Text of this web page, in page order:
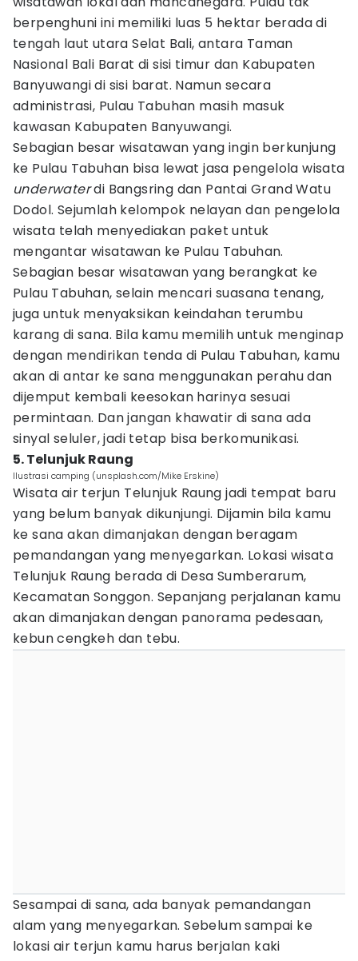
berpenghuni ini memiliki luas 5 hektar berada di
tengah laut utara Selat Bali, antara Taman
Nasional Bali Barat di sisi timur dan Kabupaten
Banyuwangi di sisi barat. Namun secara
administrasi, Pulau Tabuhan masih masuk
kawasan Kabupaten Banyuwangi.
Sebagian besar wisatawan yang ingin berkunjung
ke Pulau Tabuhan bisa lewat jasa pengelola wisata
underwaterdi Bangsring dan Pantai Grand Watu
Dodol. Sejumlah kelompok nelayan dan pengelola
wisata telah menyediakan paket untuk
mengantar wisatawan ke Pulau Tabuhan.
Sebagian besar wisatawan yang berangkat ke
Pulau Tabuhan, selain mencari suasana tenang,
juga untuk menyaksikan keindahan terumbu
karang di sana. Bila kamu memilih untuk menginap
dengan mendirikan tenda di Pulau Tabuhan, kamu
akan di antar ke sana menggunakan perahu dan
dijemput kembali keesokan harinya sesuai
permintaan. Dan jangan khawatir di sana ada
sinyal seluler, jadi tetap bisa berkomunikasi.
5. Telunjuk Raung
Ilustrasi camping (unsplash.com/Mike Erskine)
Wisata air terjun Telunjuk Raung jadi tempat baru
yang belum banyak dikunjungi. Dijamin bila kamu
ke sana akan dimanjakan dengan beragam
pemandangan yang menyegarkan. Lokasi wisata
Telunjuk Raung berada di Desa Sumberarum,
Kecamatan Songgon. Sepanjang perjalanan kamu
akan dimanjakan dengan panorama pedesaan,
kebun cengkeh dan tebu.
Sesampai di sana, ada banyak pemandangan
alam yang menyegarkan. Sebelum sampai ke
lokasi air terjun kamu harus berjalan kaki